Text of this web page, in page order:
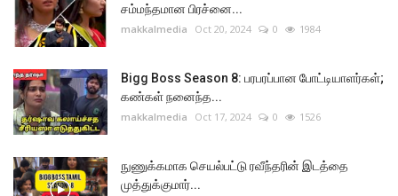
சம்மந்தமான பிரச்னை...
makkalmedia Oct 20, 2024 0 1984
Bigg Boss Season 8: பரபரப்பான போட்டியாளர்கள்;
கண்கள் நனைந்த...
makkalmedia Oct 17, 2024 0 1526
நுணுக்கமாக செயல்பட்டு ரவீந்தரின் இடத்தை
முத்துக்குமார்...